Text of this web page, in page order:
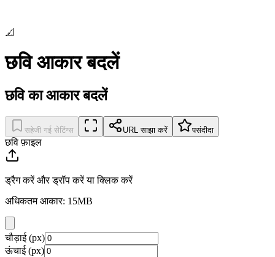
📐
छवि आकार बदलें
छवि का आकार बदलें
सहेजी गई सेटिंग्स URL साझा करें पसंदीदा
छवि फ़ाइल
ड्रैग करें और ड्रॉप करें या क्लिक करें
अधिकतम आकार: 15MB
चौड़ाई (px)
ऊंचाई (px)